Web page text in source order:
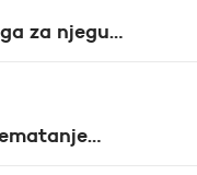
za njegu…